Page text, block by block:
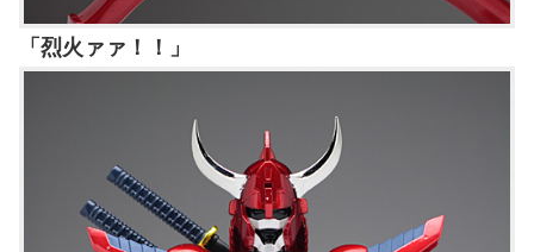
「烈火ァァ！！」